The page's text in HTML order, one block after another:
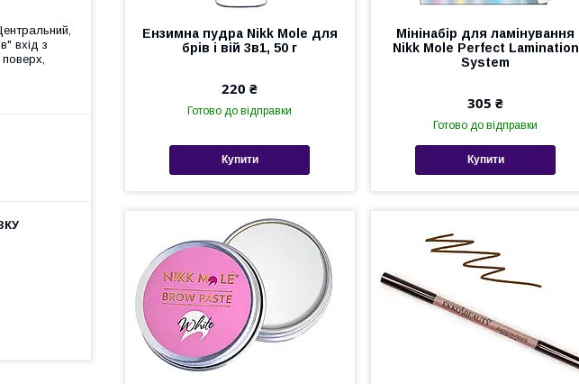
Ензимна пудра Nikk Mole для
брів і вій 3в1, 50 г
220 ₴
Готово до відправки
Купити
Мінінабір для ламінування
Nikk Mole Perfect Lamination
System
305 ₴
Готово до відправки
Купити
вхід з